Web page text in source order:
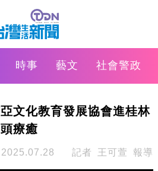
時事 藝文 社會警政
文化教育發展協會進桂林
療癒
2025.07.28 記者 王可萱 報導